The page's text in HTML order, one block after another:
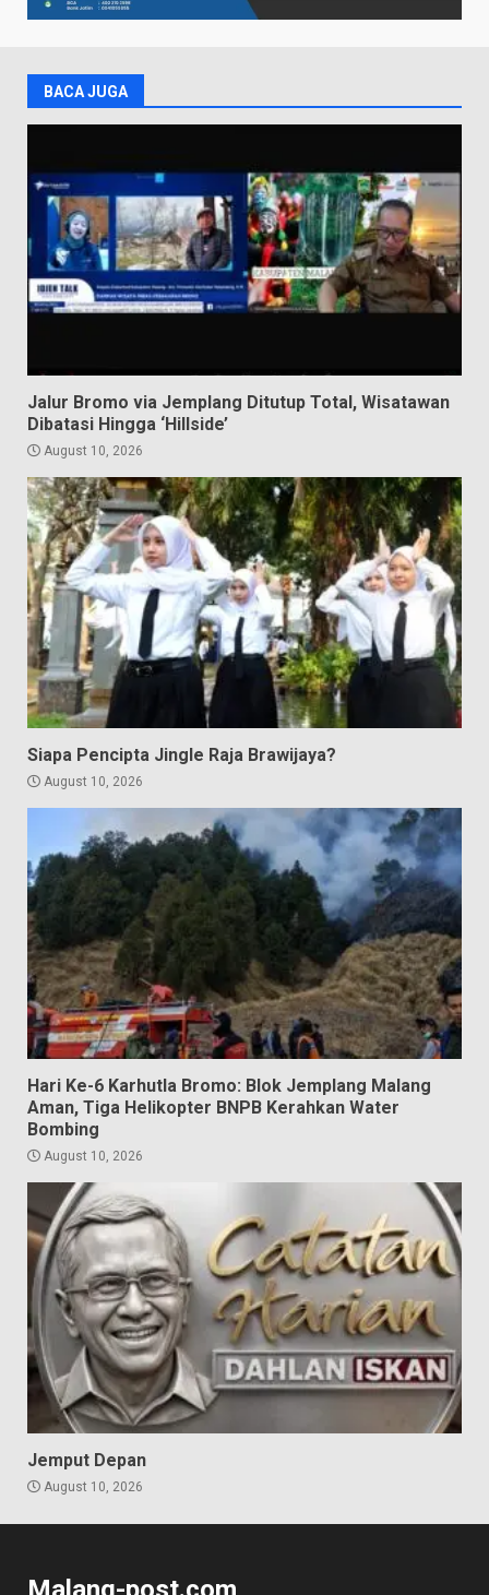
BACA JUGA
Jalur Bromo via Jemplang Ditutup Total, Wisatawan
Dibatasi Hingga ‘Hillside’
August 10, 2026
Siapa Pencipta Jingle Raja Brawijaya?
August 10, 2026
Hari Ke-6 Karhutla Bromo: Blok Jemplang Malang
Aman, Tiga Helikopter BNPB Kerahkan Water
Bombing
August 10, 2026
Jemput Depan
August 10, 2026